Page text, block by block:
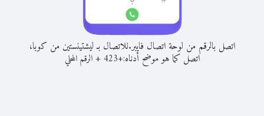
اتصل بالرقم من لوحة اتصال فايبر.للاتصال بـ ليشتينستين من كوبا،
اتصل كما هو موضح أدناه:+
423
+الرقم المحلي